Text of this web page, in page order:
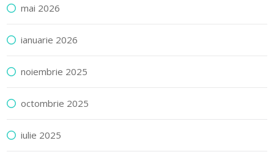
mai 2026
ianuarie 2026
noiembrie 2025
octombrie 2025
iulie 2025